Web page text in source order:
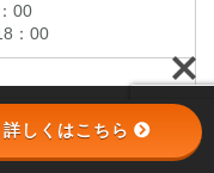
00
：00
パーソナル パーソナルジム
詳しくはこちら